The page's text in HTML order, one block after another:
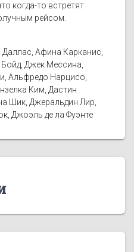
когда-то встретят
рейсом.
Афина Карканис,
Джек Мессина,
Альфредо Нарцисо,
Ким, Дастин
Шик, Джеральдин Лир,
Джоэль де ла Фуэнте